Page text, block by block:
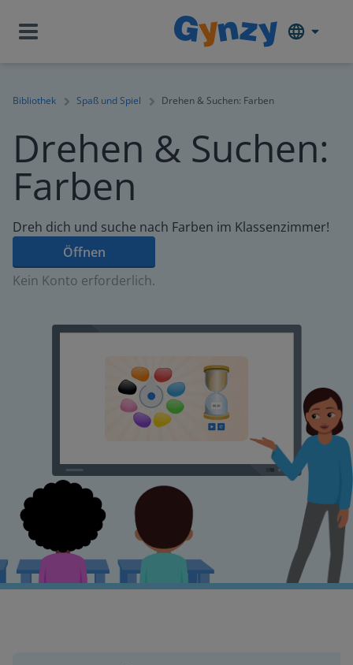
Bibliothek Spaß und Spiel Drehen & Suchen: Farben
Drehen & Suchen:
Farben
Dreh dich und suche nach Farben im Klassenzimmer!
Öffnen
Kein Konto erforderlich.